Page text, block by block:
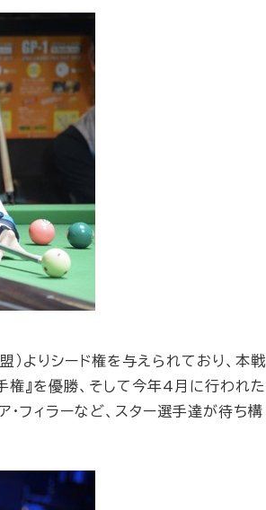
）よりシード権を与えられており、本戦
』を優勝、そして今年4月に行われた
フィラーなど、スター選手達が待ち構